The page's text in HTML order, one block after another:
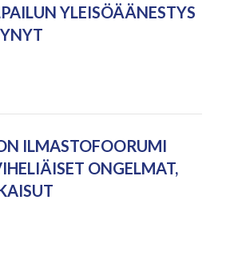
YLEISÖÄÄNESTYS
ILMASTOFOORUMI
ONGELMAT,